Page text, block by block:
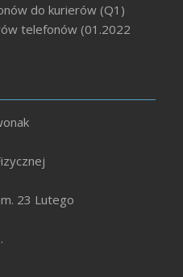
do kurierów (Q1)
telefonów (01.2022
23 Lutego